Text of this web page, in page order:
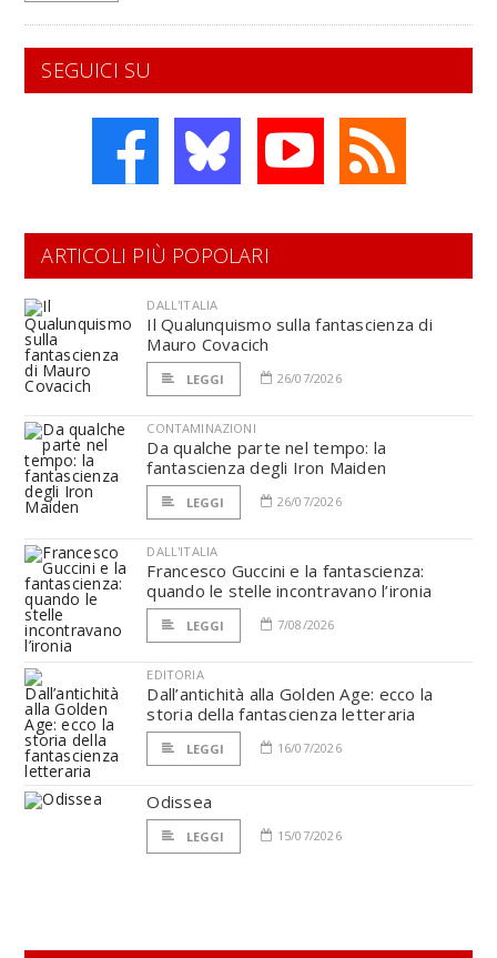
SEGUICI SU
ARTICOLI PIÙ POPOLARI
DALL'ITALIA
Il Qualunquismo sulla fantascienza di
Mauro Covacich
LEGGI 26/07/2026
CONTAMINAZIONI
Da qualche parte nel tempo: la
fantascienza degli Iron Maiden
LEGGI 26/07/2026
DALL'ITALIA
Francesco Guccini e la fantascienza:
quando le stelle incontravano l’ironia
LEGGI 7/08/2026
EDITORIA
Dall’antichità alla Golden Age: ecco la
storia della fantascienza letteraria
LEGGI 16/07/2026
Odissea
LEGGI 15/07/2026